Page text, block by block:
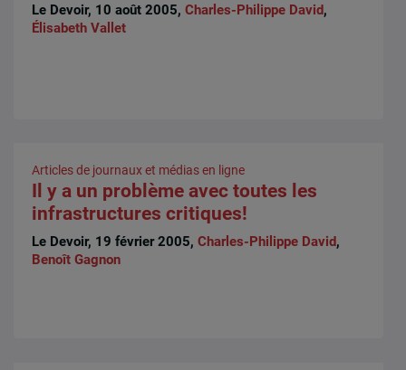
Le Devoir, 10 août 2005,Charles-Philippe David,
Élisabeth Vallet
Articles de journaux et médias en ligne
Il y a un problème avec toutes les
infrastructures critiques!
Le Devoir, 19 février 2005,Charles-Philippe David,
Benoît Gagnon